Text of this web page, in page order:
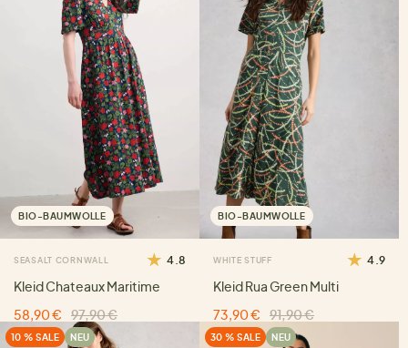
BIO-BAUMWOLLE
SEASALT CORNWALL 4.8
Kleid Chateaux Maritime
58,90 €
97,90 €
BIO-BAUMWOLLE
WHITE STUFF 4.9
Kleid Rua Green Multi
73,90 €
91,90 €
10 % SALE NEU 30 % SALE NEU